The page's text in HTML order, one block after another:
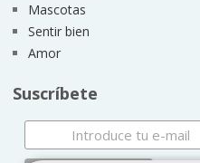
Mascotas
Sentir bien
Amor
Suscríbete